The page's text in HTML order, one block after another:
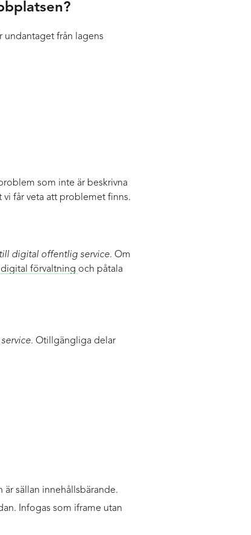
undantaget från lagens
som inte är beskrivna
vi får veta att problemet finns.
digital offentlig service. Om
förvaltning och påtala
. Otillgängliga delar
sällan innehållsbärande.
Infogas som iframe utan